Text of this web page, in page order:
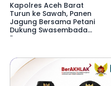
Kapolres Aceh Barat
Turun ke Sawah, Panen
Jagung Bersama Petani
Dukung Swasembada
Pangan